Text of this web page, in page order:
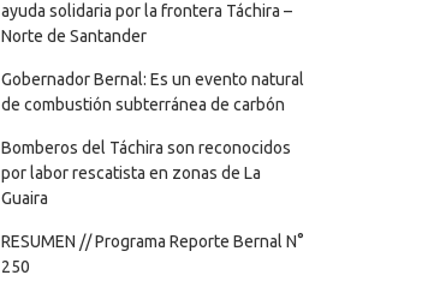
ayuda solidaria por la frontera Táchira –
Norte de Santander
Gobernador Bernal: Es un evento natural
de combustión subterránea de carbón
Bomberos del Táchira son reconocidos
por labor rescatista en zonas de La
Guaira
RESUMEN // Programa Reporte Bernal N°
250